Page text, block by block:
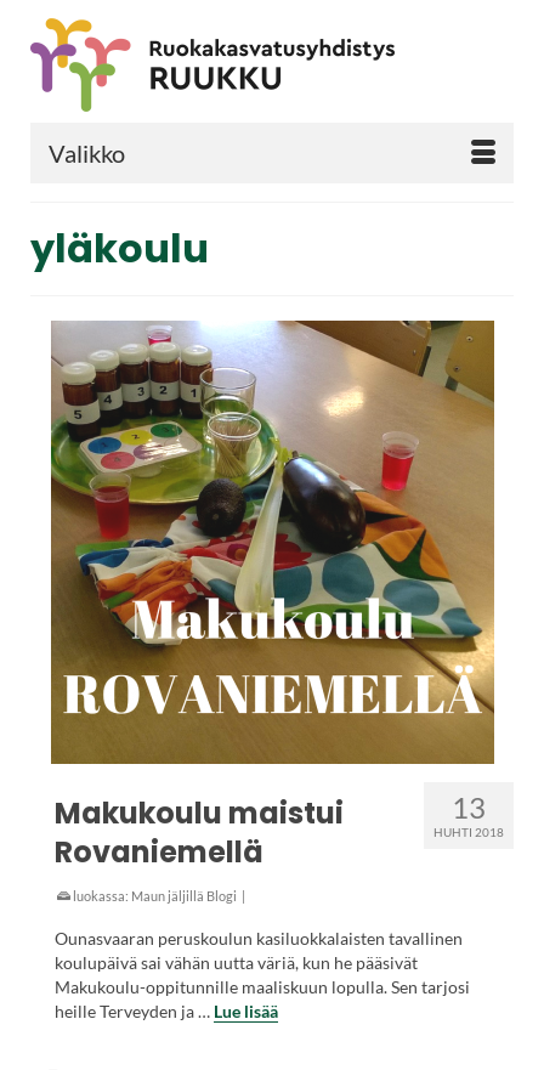
Valikko
yläkoulu
13
HUHTI 2018
Makukoulu maistui
Rovaniemellä
luokassa: Maun jäljillä Blogi |
Ounasvaaran peruskoulun kasiluokkalaisten tavallinen
koulupäivä sai vähän uutta väriä, kun he pääsivät
Makukoulu-oppitunnille maaliskuun lopulla. Sen tarjosi
heille Terveyden ja … Lue lisää